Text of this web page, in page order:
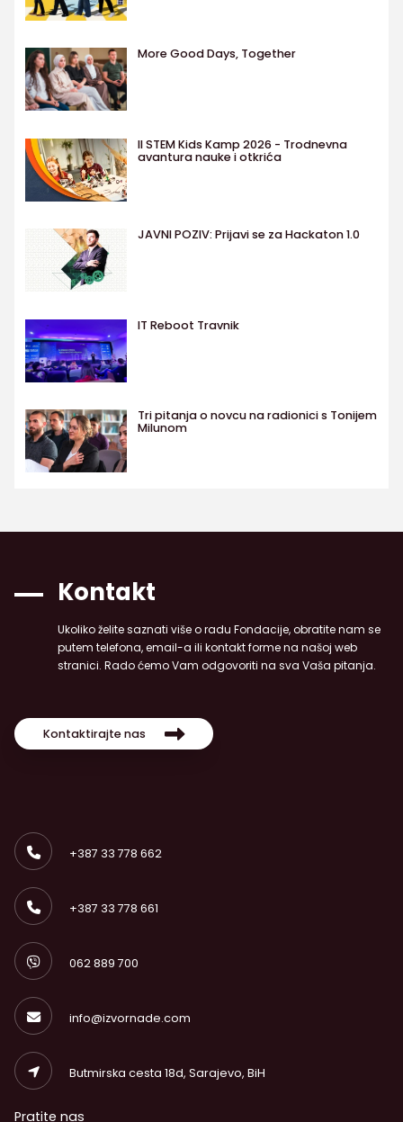
More Good Days, Together
II STEM Kids Kamp 2026 - Trodnevna
avantura nauke i otkrića
JAVNI POZIV: Prijavi se za Hackaton 1.0
IT Reboot Travnik
Tri pitanja o novcu na radionici s Tonijem
Milunom
Kontakt
Ukoliko želite saznati više o radu Fondacije, obratite nam se
putem telefona, email-a ili kontakt forme na našoj web
stranici. Rado ćemo Vam odgovoriti na sva Vaša pitanja.
Kontaktirajte nas
+387 33 778 662
+387 33 778 661
062 889 700
info@izvornade.com
Butmirska cesta 18d, Sarajevo, BiH
Pratite nas